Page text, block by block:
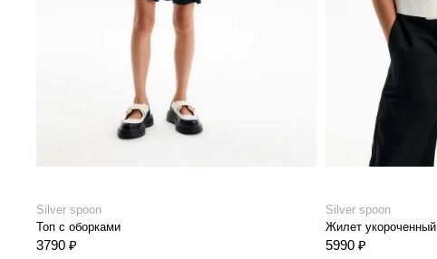
Silver spoon
Топ с оборками
3790 ₽
Silver spoon
Жилет укороченный
5990 ₽